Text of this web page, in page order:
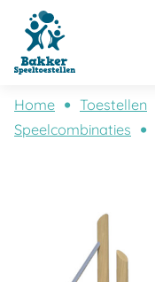
Home Toestellen
Speelcombinaties